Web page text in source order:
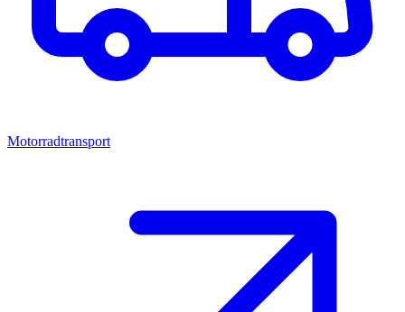
Motorradtransport